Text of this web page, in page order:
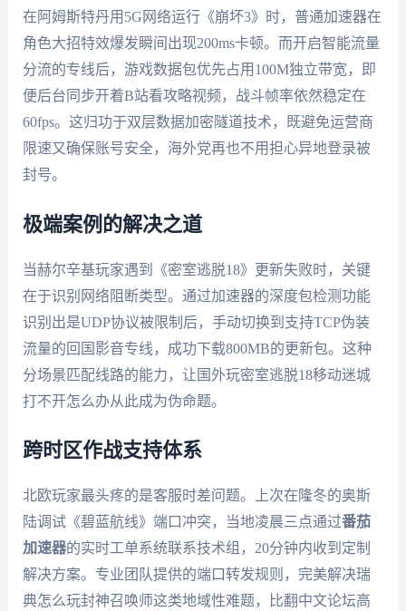
在阿姆斯特丹用5G网络运行《崩坏3》时，普通加速器在
角色大招特效爆发瞬间出现200ms卡顿。而开启智能流量
分流的专线后，游戏数据包优先占用100M独立带宽，即
便后台同步开着B站看攻略视频，战斗帧率依然稳定在
60fps。这归功于双层数据加密隧道技术，既避免运营商
限速又确保账号安全，海外党再也不用担心异地登录被
封号。
极端案例的解决之道
当赫尔辛基玩家遇到《密室逃脱18》更新失败时，关键
在于识别网络阻断类型。通过加速器的深度包检测功能
识别出是UDP协议被限制后，手动切换到支持TCP伪装
流量的回国影音专线，成功下载800MB的更新包。这种
分场景匹配线路的能力，让国外玩密室逃脱18移动迷城
打不开怎么办从此成为伪命题。
跨时区作战支持体系
北欧玩家最头疼的是客服时差问题。上次在隆冬的奥斯
陆调试《碧蓝航线》端口冲突，当地凌晨三点通过番茄
加速器的实时工单系统联系技术组，20分钟内收到定制
解决方案。专业团队提供的端口转发规则，完美解决瑞
典怎么玩封神召唤师这类地域性难题，比翻中文论坛高